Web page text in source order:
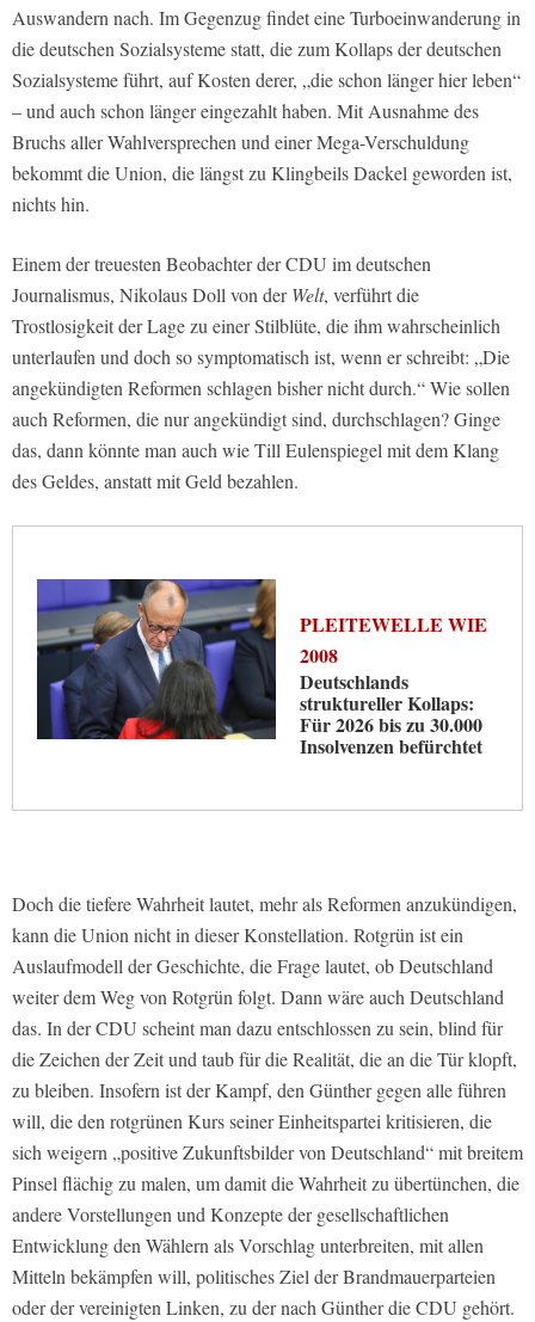
Auswandern nach. Im Gegenzug findet eine Turboeinwanderung in
die deutschen Sozialsysteme statt, die zum Kollaps der deutschen
Sozialsysteme führt, auf Kosten derer, „die schon länger hier leben“
– und auch schon länger eingezahlt haben. Mit Ausnahme des
Bruchs aller Wahlversprechen und einer Mega-Verschuldung
bekommt die Union, die längst zu Klingbeils Dackel geworden ist,
nichts hin.
Einem der treuesten Beobachter der CDU im deutschen
Journalismus, Nikolaus Doll von derWelt, verführt die
Trostlosigkeit der Lage zu einer Stilblüte, die ihm wahrscheinlich
unterlaufen und doch so symptomatisch ist, wenn er schreibt: „Die
angekündigten Reformen schlagen bisher nicht durch.“ Wie sollen
auch Reformen, die nur angekündigt sind, durchschlagen? Ginge
das, dann könnte man auch wie Till Eulenspiegel mit dem Klang
des Geldes, anstatt mit Geld bezahlen.
PLEITEWELLE WIE
2008
Deutschlands
struktureller Kollaps:
Für 2026 bis zu 30.000
Insolvenzen befürchtet
Doch die tiefere Wahrheit lautet, mehr als Reformen anzukündigen,
kann die Union nicht in dieser Konstellation. Rotgrün ist ein
Auslaufmodell der Geschichte, die Frage lautet, ob Deutschland
weiter dem Weg von Rotgrün folgt. Dann wäre auch Deutschland
das. In der CDU scheint man dazu entschlossen zu sein, blind für
die Zeichen der Zeit und taub für die Realität, die an die Tür klopft,
zu bleiben. Insofern ist der Kampf, den Günther gegen alle führen
will, die den rotgrünen Kurs seiner Einheitspartei kritisieren, die
sich weigern „positive Zukunftsbilder von Deutschland“ mit breitem
Pinsel flächig zu malen, um damit die Wahrheit zu übertünchen, die
andere Vorstellungen und Konzepte der gesellschaftlichen
Entwicklung den Wählern als Vorschlag unterbreiten, mit allen
Mitteln bekämpfen will, politisches Ziel der Brandmauerparteien
oder der vereinigten Linken, zu der nach Günther die CDU gehört.